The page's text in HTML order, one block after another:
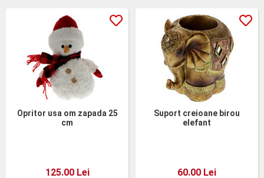
Opritor usa om zapada 25
cm
125.00 Lei
Suport creioane birou
elefant
60.00 Lei